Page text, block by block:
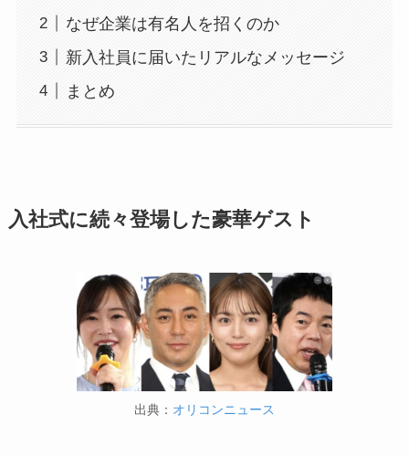
なぜ企業は有名人を招くのか
新入社員に届いたリアルなメッセージ
まとめ
入社式に続々登場した豪華ゲスト
出典： オリコンニュース